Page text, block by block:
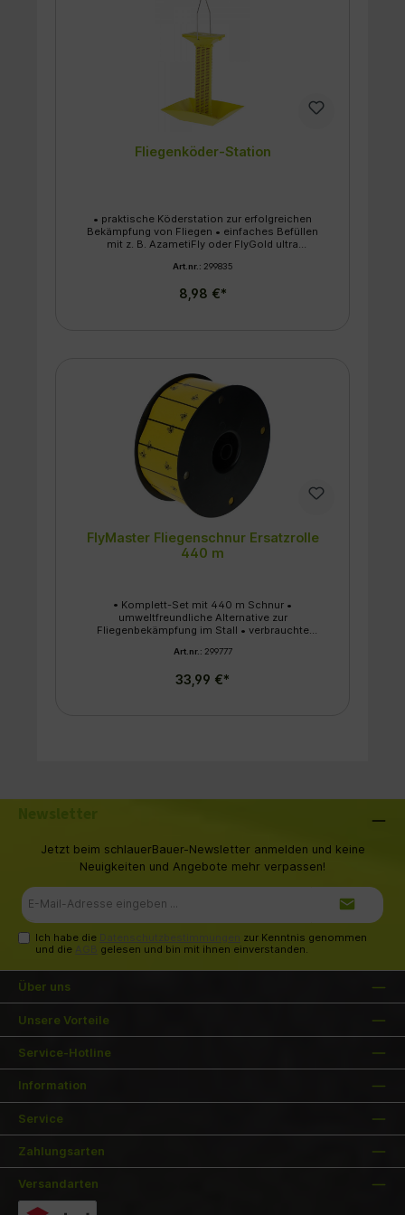
Fliegenköder-Station
• praktische Köderstation zur erfolgreichen
Bekämpfung von Fliegen • einfaches Befüllen
mit z. B. AzametiFly oder FlyGold ultra
Flächenanwendung von Fraßinsektiziden •
Fangerfolg für ca. 4 Stationen/100 m² • beste
Art.nr.: 299835
8,98 €*
FlyMaster Fliegenschnur Ersatzrolle
440 m
• Komplett-Set mit 440 m Schnur •
umweltfreundliche Alternative zur
Fliegenbekämpfung im Stall • verbrauchte
aufgerollt • einfache Selbstmontage •
werden
Art.nr.: 299777
33,99 €*
Jetzt beim schlauerBauer-Newsletter anmelden und keine
Neuigkeiten und Angebote mehr verpassen!
Mail-
Ich habe die Datenschutzbestimmungen zur Kenntnis genommen
und die AGB gelesen und bin mit ihnen einverstanden.
Über uns
Unsere Vorteile
Service-Hotline
Information
Service
Zahlungsarten
Versandarten